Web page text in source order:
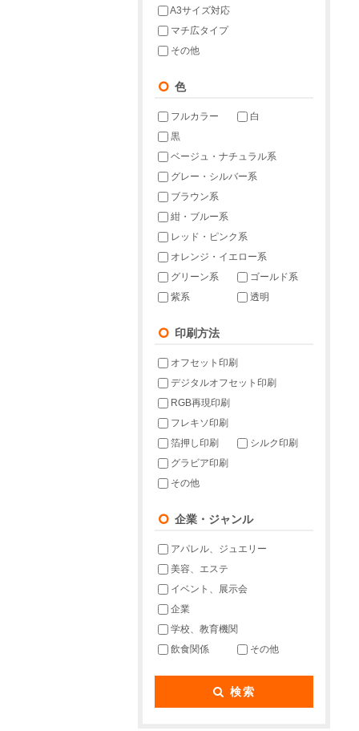
A3サイズ対応
マチ広タイプ
その他
色
フルカラー
白
黒
ベージュ・ナチュラル系
グレー・シルバー系
ブラウン系
紺・ブルー系
レッド・ピンク系
オレンジ・イエロー系
グリーン系
ゴールド系
紫系
透明
印刷方法
オフセット印刷
デジタルオフセット印刷
RGB再現印刷
フレキソ印刷
箔押し印刷
シルク印刷
グラビア印刷
その他
企業・ジャンル
アパレル、ジュエリー
美容、エステ
イベント、展示会
企業
学校、教育機関
飲食関係
その他
検索